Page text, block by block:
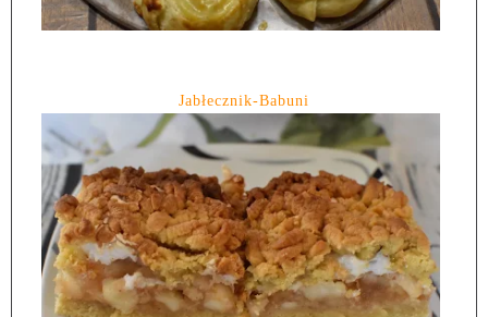
Jabłecznik-Babuni